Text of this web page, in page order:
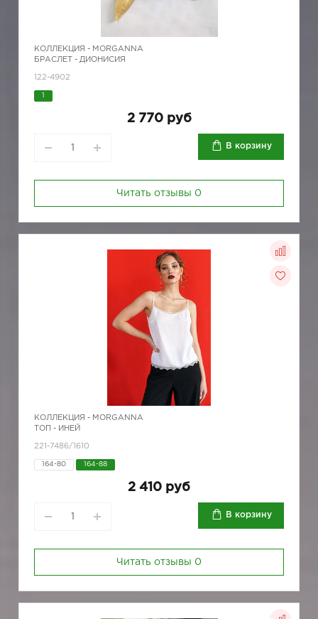
КОЛЛЕКЦИЯ - MORGANNA
БРАСЛЕТ - ДИОНИСИЯ
122-4902
2 770 руб
В корзину
Читать отзывы 0
КОЛЛЕКЦИЯ - MORGANNA
ТОП - ИНЕЙ
221-7486/1610
164-80 164-88
2 410 руб
В корзину
Читать отзывы 0